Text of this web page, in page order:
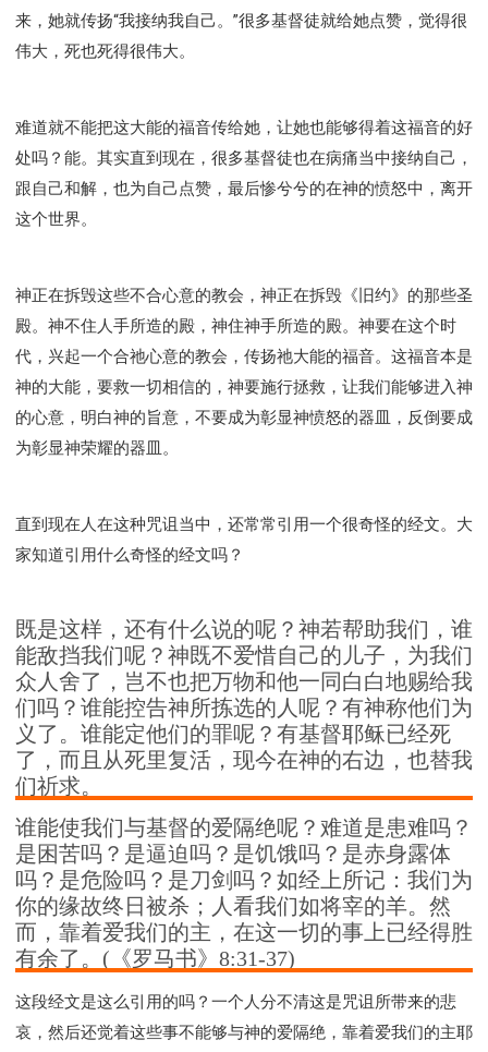
来，她就传扬“我接纳我自己。”很多基督徒就给她点赞，觉得很
伟大，死也死得很伟大。
难道就不能把这大能的福音传给她，让她也能够得着这福音的好
处吗？能。其实直到现在，很多基督徒也在病痛当中接纳自己，
跟自己和解，也为自己点赞，最后惨兮兮的在神的愤怒中，离开
这个世界。
神正在拆毁这些不合心意的教会，神正在拆毁《旧约》的那些圣
殿。神不住人手所造的殿，神住神手所造的殿。神要在这个时
代，兴起一个合祂心意的教会，传扬祂大能的福音。这福音本是
神的大能，要救一切相信的，神要施行拯救，让我们能够进入神
的心意，明白神的旨意，不要成为彰显神愤怒的器皿，反倒要成
为彰显神荣耀的器皿。
直到现在人在这种咒诅当中，还常常引用一个很奇怪的经文。大
家知道引用什么奇怪的经文吗？
既是这样，还有什么说的呢？神若帮助我们，谁
能敌挡我们呢？神既不爱惜自己的儿子，为我们
众人舍了，岂不也把万物和他一同白白地赐给我
们吗？谁能控告神所拣选的人呢？有神称他们为
义了。谁能定他们的罪呢？有基督耶稣已经死
了，而且从死里复活，现今在神的右边，也替我
们祈求。
谁能使我们与基督的爱隔绝呢？难道是患难吗？
是困苦吗？是逼迫吗？是饥饿吗？是赤身露体
吗？是危险吗？是刀剑吗？如经上所记：我们为
你的缘故终日被杀；人看我们如将宰的羊。然
而，靠着爱我们的主，在这一切的事上已经得胜
有余了。(《罗马书》8:31-37)
这段经文是这么引用的吗？一个人分不清这是咒诅所带来的悲
哀，然后还觉着这些事不能够与神的爱隔绝，靠着爱我们的主耶